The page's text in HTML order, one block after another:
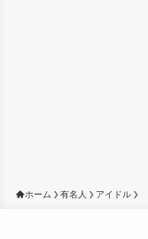
ホーム 有名人 アイドル